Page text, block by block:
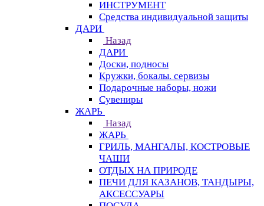
ИНСТРУМЕНТ
Средства индивидуальной защиты
ДАРИ
Назад
ДАРИ
Доски, подносы
Кружки, бокалы. сервизы
Подарочные наборы, ножи
Сувениры
ЖАРЬ
Назад
ЖАРЬ
ГРИЛЬ, МАНГАЛЫ, КОСТРОВЫЕ
ЧАШИ
ОТДЫХ НА ПРИРОДЕ
ПЕЧИ ДЛЯ КАЗАНОВ, ТАНДЫРЫ,
АКСЕССУАРЫ